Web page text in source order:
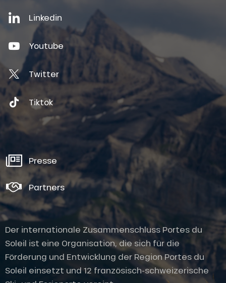
Linkedin
Youtube
Twitter
Tiktok
Presse
Partners
Der internationale Zusammenschluss Portes du
Soleil ist eine Organisation, die sich für die
Förderung und Entwicklung der Region Portes du
Soleil einsetzt und 12 französisch-schweizerische